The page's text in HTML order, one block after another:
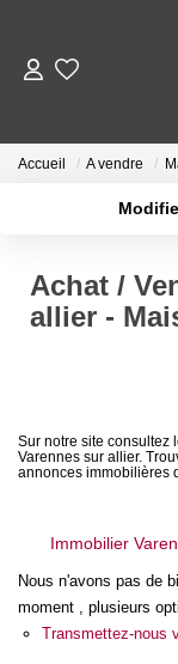
Accueil A vendre
Sélectionnez...
Type de bien
Achat /
allier -
Sur notre site consultez
Varennes sur allier.
annonces immobilières
Immobilier
Nous n'avons pas de
moment , plusieurs
Transmettez-nous